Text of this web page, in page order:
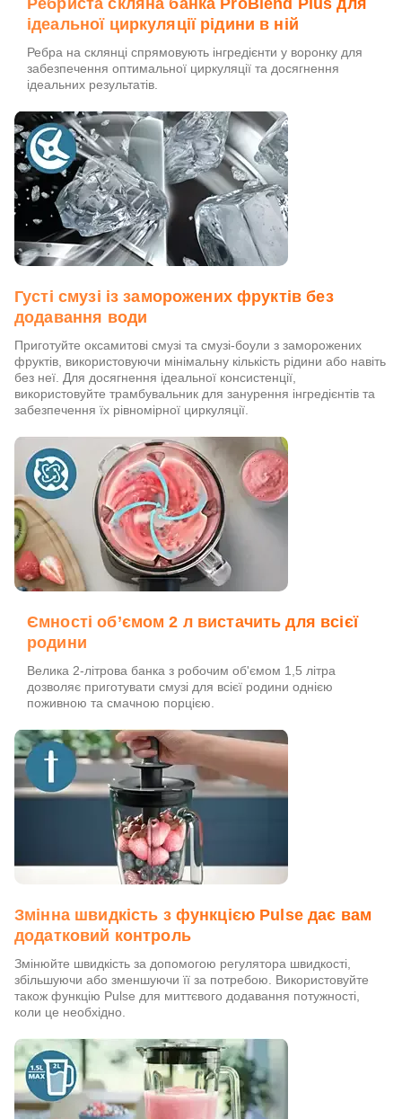
Ребриста скляна банка ProBlend Plus для
ідеальної циркуляції рідини в ній
Ребра на склянці спрямовують інгредієнти у воронку для
забезпечення оптимальної циркуляції та досягнення
ідеальних результатів.
Густі смузі із заморожених фруктів без
додавання води
Приготуйте оксамитові смузі та смузі-боули з заморожених
фруктів, використовуючи мінімальну кількість рідини або навіть
без неї. Для досягнення ідеальної консистенції,
використовуйте трамбувальник для занурення інгредієнтів та
забезпечення їх рівномірної циркуляції.
Ємності об’ємом 2 л вистачить для всієї
родини
Велика 2-літрова банка з робочим об'ємом 1,5 літра
дозволяє приготувати смузі для всієї родини однією
поживною та смачною порцією.
Змінна швидкість з функцією Pulse дає вам
додатковий контроль
Змінюйте швидкість за допомогою регулятора швидкості,
збільшуючи або зменшуючи її за потребою. Використовуйте
також функцію Pulse для миттєвого додавання потужності,
коли це необхідно.